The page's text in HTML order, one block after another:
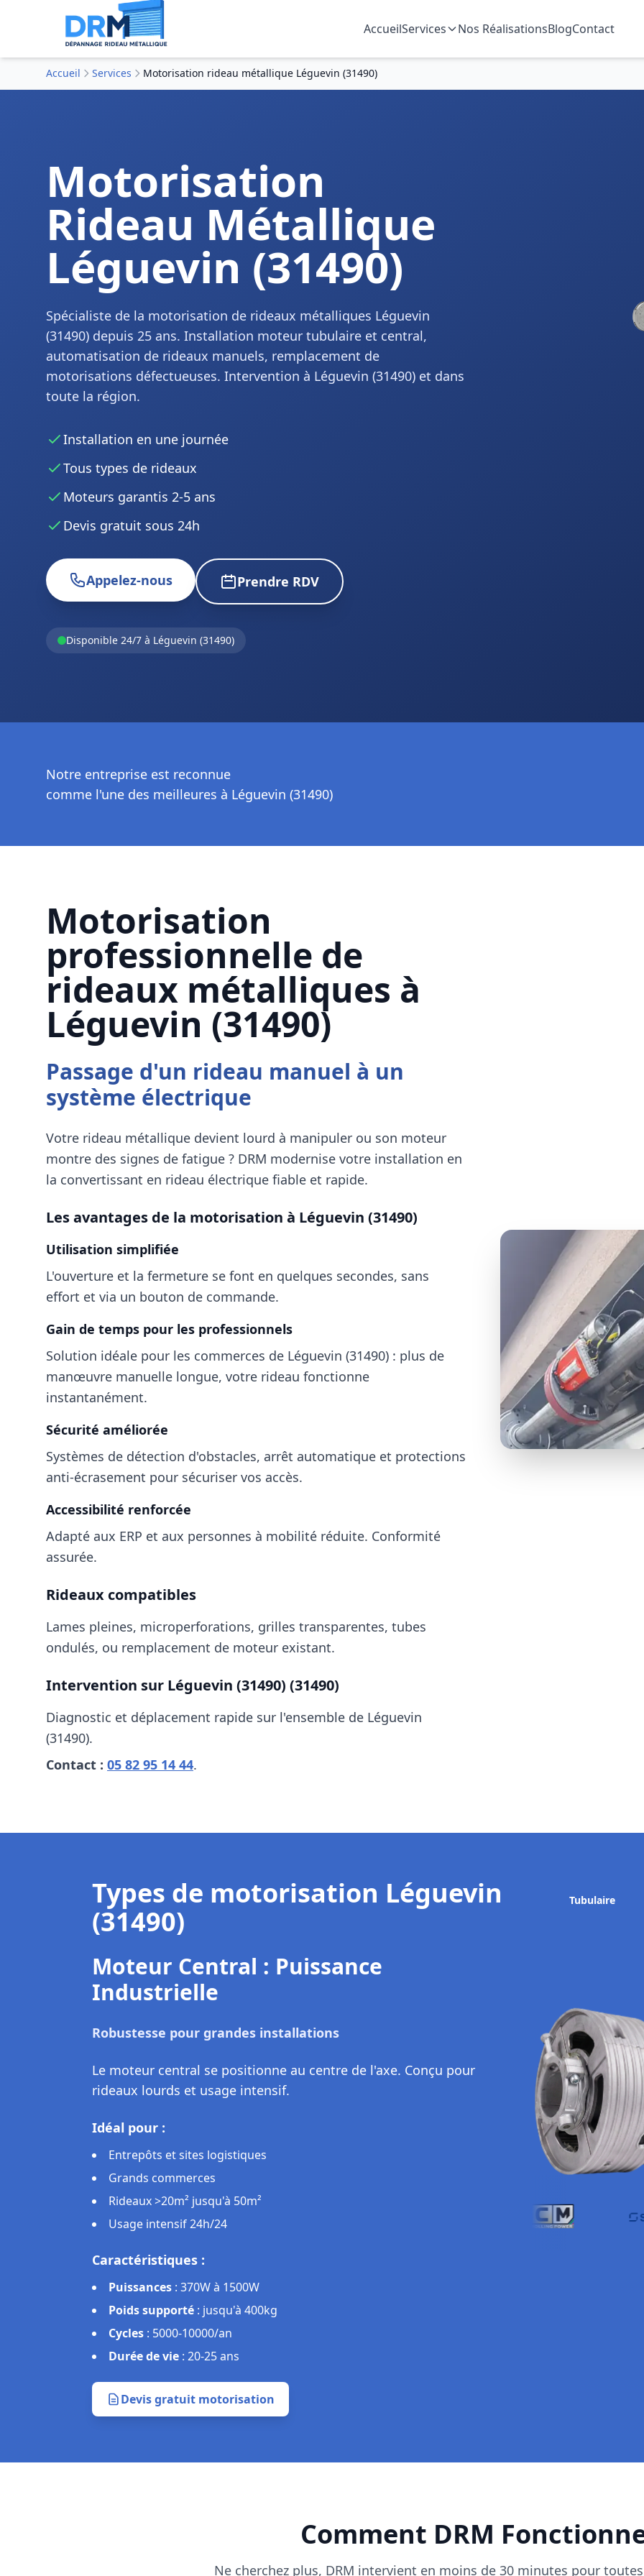
AccueilServices Nos RéalisationsBlogContact
Accueil Services Motorisation rideau métallique Léguevin (31490)
Motorisation
Rideau Métallique
Léguevin (31490)
Spécialiste de la motorisation de rideaux métalliques Léguevin
(31490) depuis 25 ans. Installation moteur tubulaire et central,
automatisation de rideaux manuels, remplacement de
motorisations défectueuses. Intervention à Léguevin (31490) et dans
toute la région.
Installation en une journée
Tous types de rideaux
Moteurs garantis 2-5 ans
Devis gratuit sous 24h
Appelez-nous Prendre RDV
Disponible 24/7 à Léguevin (31490)
Notre entreprise est reconnue
comme l'une des meilleures à Léguevin (31490)
Motorisation
professionnelle de
rideaux métalliques à
Léguevin (31490)
Passage d'un rideau manuel à un
système électrique
Votre rideau métallique devient lourd à manipuler ou son moteur
montre des signes de fatigue ? DRM modernise votre installation en
la convertissant en rideau électrique fiable et rapide.
Les avantages de la motorisation à Léguevin (31490)
Utilisation simplifiée
L'ouverture et la fermeture se font en quelques secondes, sans
effort et via un bouton de commande.
Gain de temps pour les professionnels
Solution idéale pour les commerces de Léguevin (31490) : plus de
manœuvre manuelle longue, votre rideau fonctionne
instantanément.
Sécurité améliorée
Systèmes de détection d'obstacles, arrêt automatique et protections
anti-écrasement pour sécuriser vos accès.
Accessibilité renforcée
Adapté aux ERP et aux personnes à mobilité réduite. Conformité
assurée.
Rideaux compatibles
Lames pleines, microperforations, grilles transparentes, tubes
ondulés, ou remplacement de moteur existant.
Intervention sur Léguevin (31490) (31490)
Diagnostic et déplacement rapide sur l'ensemble de Léguevin
(31490).
Contact : 05 82 95 14 44.
Types de motorisation Léguevin
(31490)
Moteur Externe : Solution Flexible
Le moteur externe se fixe à côté de l'axe d'enroulement, sans
nécessiter le remplacement complet du système. Idéal pour
motoriser des rideaux existants sans intervention lourde.
Idéal pour :
Rénovation de rideaux manuels existants
Locations commerciales (réversible)
Budget modéré
Intervention rapide sans travaux majeurs
Caractéristiques :
Puissances : 150W à 800W
Installation:2-3h (sans démontage de l'axe)
Réversibilité :Retour au manuel possible
Durée de vie : 12-18 ans
Devis gratuit motorisation
Tubulaire
Comment DRM
Ne cherchez plus, DRM intervient en moins de 30 minutes pour